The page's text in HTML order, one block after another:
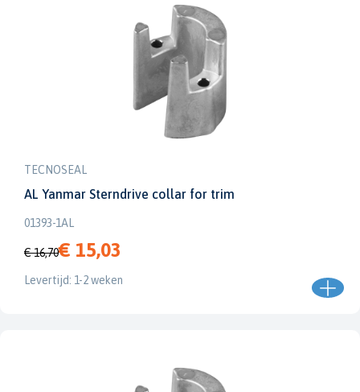
TECNOSEAL
AL Yanmar Sterndrive collar for trim
01393-1AL
€ 16,70€ 15,03
Levertijd: 1-2 weken